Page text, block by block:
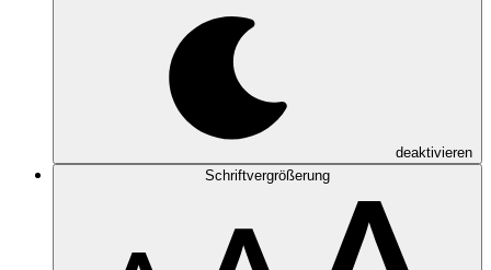
deaktivieren
Schriftvergrößerung